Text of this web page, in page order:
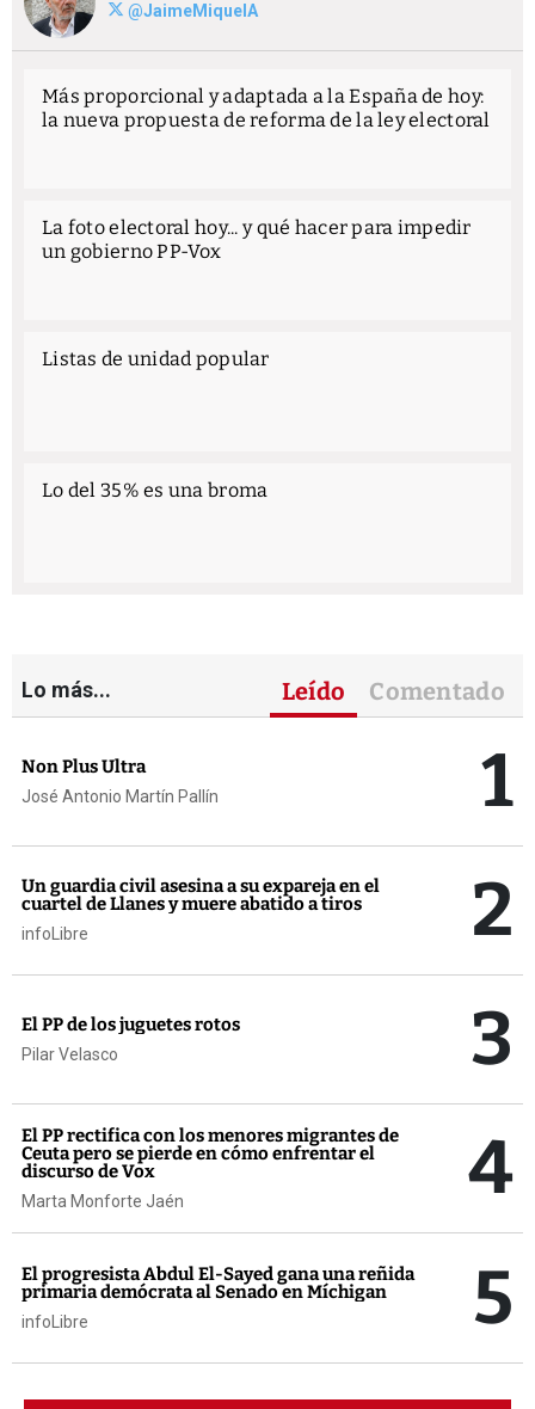
@JaimeMiquelA
Más proporcional y adaptada a la España de hoy:
la nueva propuesta de reforma de la ley electoral
La foto electoral hoy... y qué hacer para impedir
un gobierno PP-Vox
Listas de unidad popular
Lo del 35% es una broma
Lo más... Leído Comentado
Non Plus Ultra
José Antonio Martín Pallín 1
Un guardia civil asesina a su expareja en el
cuartel de Llanes y muere abatido a tiros
infoLibre 2
El PP de los juguetes rotos
Pilar Velasco 3
El PP rectifica con los menores migrantes de
Ceuta pero se pierde en cómo enfrentar el
discurso de Vox
Marta Monforte Jaén 4
El progresista Abdul El-Sayed gana una reñida
primaria demócrata al Senado en Míchigan
infoLibre 5